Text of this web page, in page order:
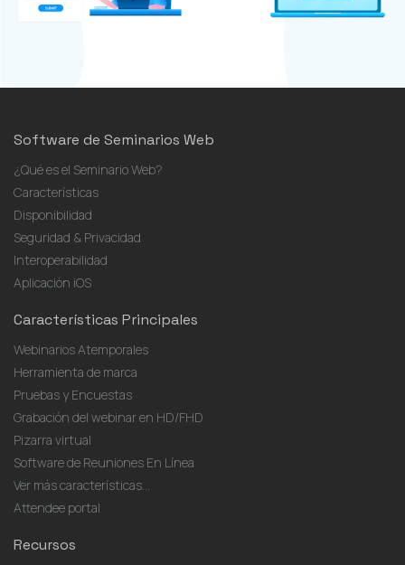
Software de Seminarios Web
¿Qué es el Seminario Web?
Características
Disponibilidad
Seguridad & Privacidad
Interoperabilidad
Aplicación iOS
Características Principales
Webinarios Atemporales
Herramienta de marca
Pruebas y Encuestas
Grabación del webinar en HD/FHD
Pizarra virtual
Software de Reuniones En Línea
Ver más características...
Attendee portal
Recursos